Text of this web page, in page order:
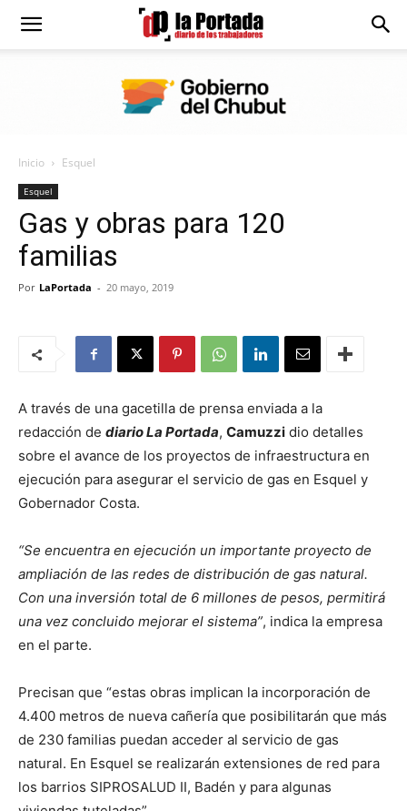
Diario
Portada
Inicio Esquel
Esquel
Gas y obras para 120
familias
Por LaPortada - 20 mayo, 2019
A través de una gacetilla de prensa enviada a la
redacción de diario La Portada, Camuzzi dio detalles
sobre el avance de los proyectos de infraestructura en
ejecución para asegurar el servicio de gas en Esquel y
Gobernador Costa.
“Se encuentra en ejecución un importante proyecto de
ampliación de las redes de distribución de gas natural.
Con una inversión total de 6 millones de pesos, permitirá
una vez concluido mejorar el sistema”, indica la empresa
en el parte.
Precisan que “estas obras implican la incorporación de
4.400 metros de nueva cañería que posibilitarán que más
de 230 familias puedan acceder al servicio de gas
natural. En Esquel se realizarán extensiones de red para
los barrios SIPROSALUD II, Badén y para algunas